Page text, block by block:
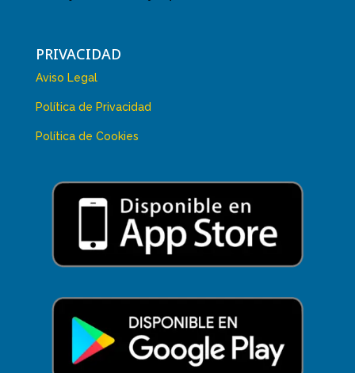
PRIVACIDAD
Aviso Legal
Política de Privacidad
Política de Cookies